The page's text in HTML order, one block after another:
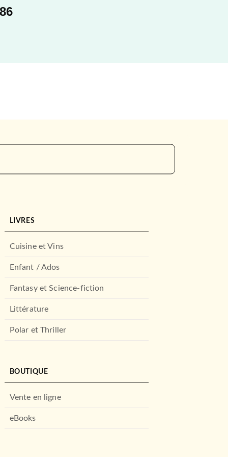
LIVRES
Cuisine et Vins
Enfant / Ados
Fantasy et Science-fiction
Littérature
Polar et Thriller
BOUTIQUE
Vente en ligne
eBooks